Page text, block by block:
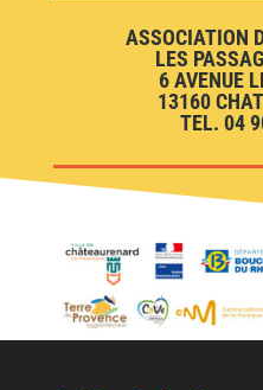
ASSOCIATION
LES
6 AVENUE
13160
TEL. 04